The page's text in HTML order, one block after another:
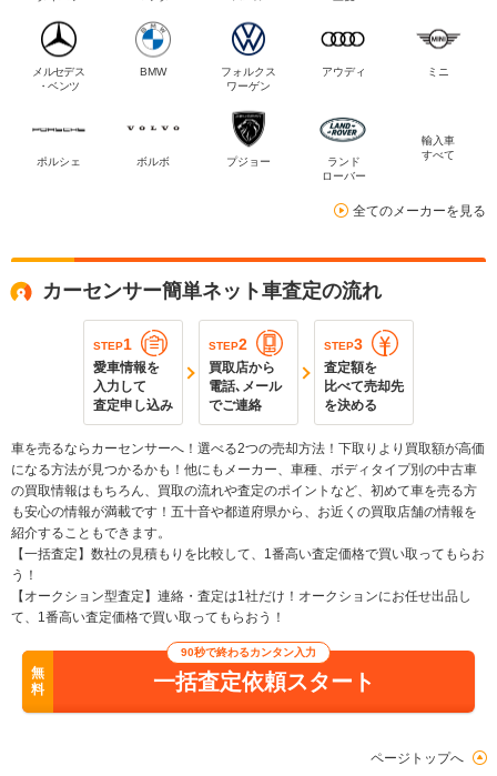
メルセデス
・ベンツ
BMW
フォルクス
ワーゲン
アウディ ミニ
ポルシェ ボルボ プジョー
ランド
ローバー
輸入車
すべて
全てのメーカーを見る
カーセンサー簡単ネット車査定の流れ
STEP1
愛車情報を
入力して
査定申し込み
STEP2
買取店から
電話､メール
でご連絡
STEP3
査定額を
比べて売却先
を決める
車を売るならカーセンサーへ！選べる2つの売却方法！下取りより買取額が高価
になる方法が見つかるかも！他にもメーカー、車種、ボディタイプ別の中古車
の買取情報はもちろん、買取の流れや査定のポイントなど、初めて車を売る方
も安心の情報が満載です！五十音や都道府県から、お近くの買取店舗の情報を
紹介することもできます。
【一括査定】数社の見積もりを比較して、1番高い査定価格で買い取ってもらお
う！
【オークション型査定】連絡・査定は1社だけ！オークションにお任せ出品し
て、1番高い査定価格で買い取ってもらおう！
無
料
90秒で終わるカンタン入力
一括査定依頼スタート
ページトップへ